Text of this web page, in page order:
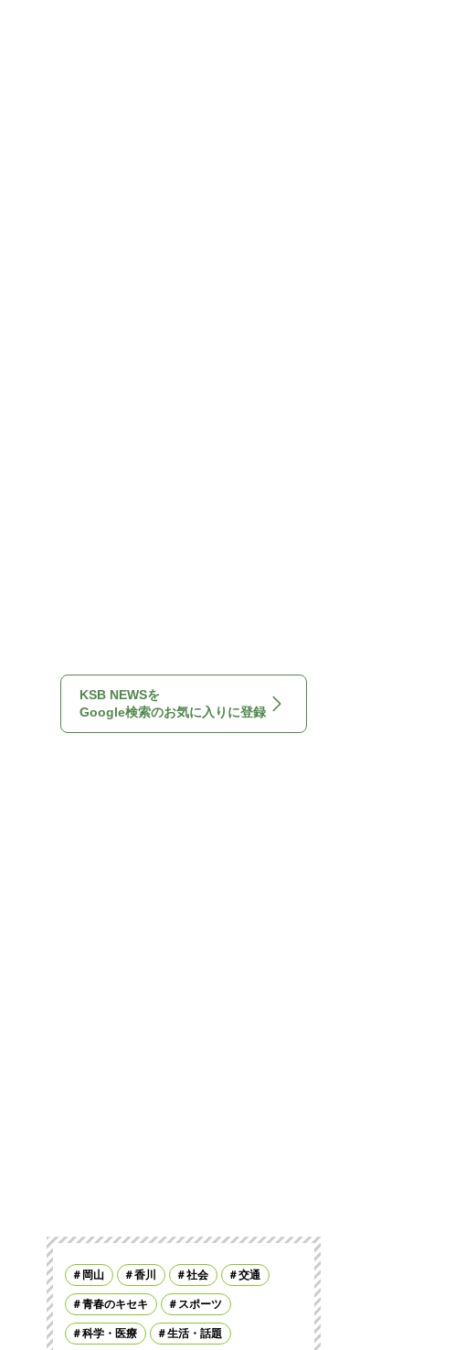
KSB NEWSを
Google検索のお気に入りに登録
岡山 香川 社会 交通
青春のキセキ スポーツ
科学・医療 生活・話題